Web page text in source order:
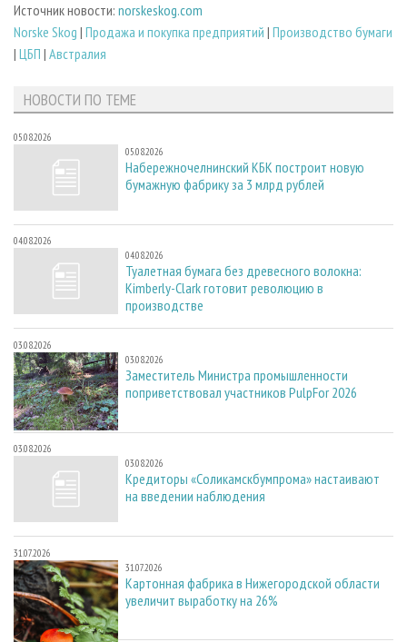
Источник новости: norskeskog.com
Norske Skog | Продажа и покупка предприятий | Производство бумаги
| ЦБП | Австралия
НОВОСТИ ПО ТЕМЕ
05.08.2026
05.08.2026
Набережночелнинский КБК построит новую
бумажную фабрику за 3 млрд рублей
04.08.2026
04.08.2026
Туалетная бумага без древесного волокна:
Kimberly-Clark готовит революцию в
производстве
03.08.2026
03.08.2026
Заместитель Министра промышленности
поприветствовал участников PulpFor 2026
03.08.2026
03.08.2026
Кредиторы «Соликамскбумпрома» настаивают
на введении наблюдения
31.07.2026
31.07.2026
Картонная фабрика в Нижегородской области
увеличит выработку на 26%